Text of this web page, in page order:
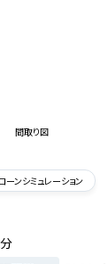
間取り図
ーンシミュレーション